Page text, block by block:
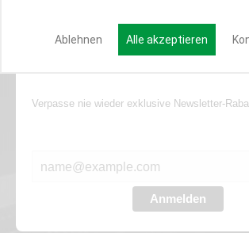
Verpasse nie wieder exklusive Newsletter-
Anmelden
Ablehnen Alle akzeptieren